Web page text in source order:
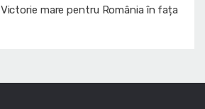
Victorie mare pentru România în fața